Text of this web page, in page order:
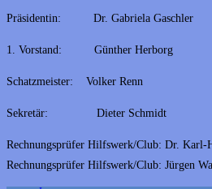
Präsidentin: Dr. Gabriela Gaschler
1. Vorstand: Günther Herborg
Schatzmeister: Volker Renn
Sekretär: Dieter Schmidt
Rechnungsprüfer Hilfswerk/Club: Dr. Karl-
Rechnungsprüfer Hilfswerk/Club: Jürgen